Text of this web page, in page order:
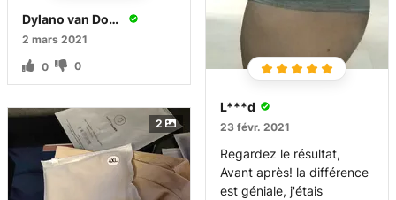
Dylano van Dooren
2 mars 2021
0 0
L***d
23 févr. 2021
Regardez le résultat,
Avant après! la différence
est géniale, j'étais
2